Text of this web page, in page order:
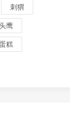
刺猬
鹰
糕